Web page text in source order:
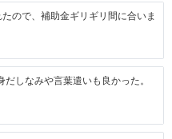
ので、補助金ギリギリ間に合いま
しなみや言葉遣いも良かった。